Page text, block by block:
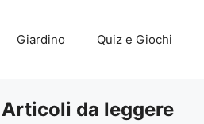
Giardino Quiz e Giochi
Articoli da leggere